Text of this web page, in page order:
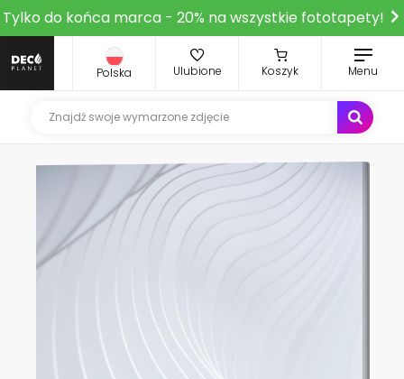
Tylko do końca marca - 20% na wszystkie fototapety!
Polska Ulubione Koszyk Menu